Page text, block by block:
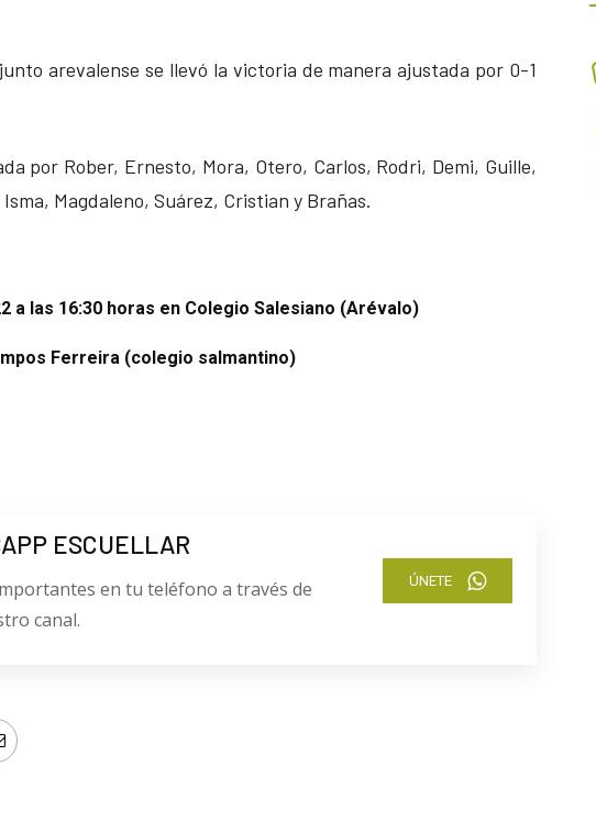
arevalense se llevó la victoria de manera ajustada por 0-1
por Rober, Ernesto, Mora, Otero, Carlos, Rodri, Demi, Guille,
Magdaleno, Suárez, Cristian y Brañas.
a las 16:30 horas en Colegio Salesiano (Arévalo)
Ferreira (colegio salmantino)
ESCUELLAR
en tu teléfono a través de
canal.
ÚNETE